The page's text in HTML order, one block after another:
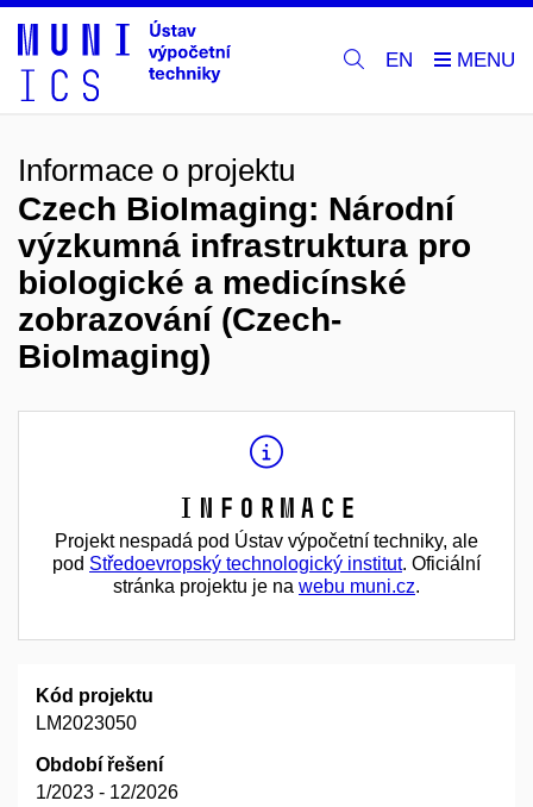
EN
Informace o projektu
Czech BioImaging: Národní
výzkumná infrastruktura pro
biologické a medicínské
zobrazování (Czech-
BioImaging)
Informace
Projekt nespadá pod Ústav výpočetní techniky, ale
pod Středoevropský technologický institut. Oficiální
stránka projektu je na webu muni.cz.
Kód projektu
LM2023050
Období řešení
1/2023 - 12/2026